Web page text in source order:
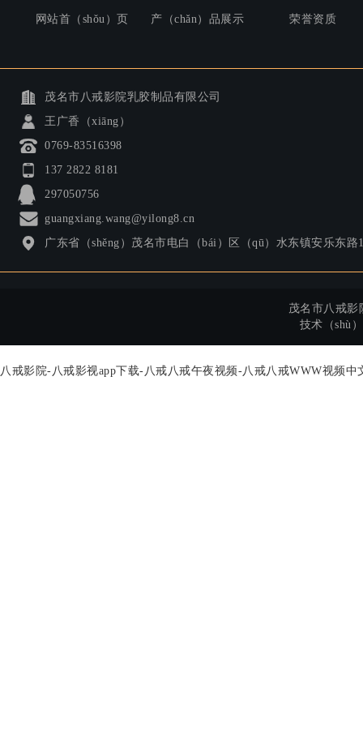
网站首（shǒu）页 产（chǎn）品展示 荣誉资质
茂名市八戒影院乳胶制品有限公司
王广香（xiāng）
0769-83516398
137 2822 8181
297050756
guangxiang.wang@yilong8.cn
广东省（shěng）茂名市电白（bái）区（qū）水东镇安乐东
茂名市八戒
技术（shù
八戒影院-八戒影视app下载-八戒八戒午夜视频-八戒八戒WWW视频